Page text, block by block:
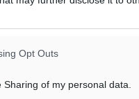
Opt Outs
of my personal data.